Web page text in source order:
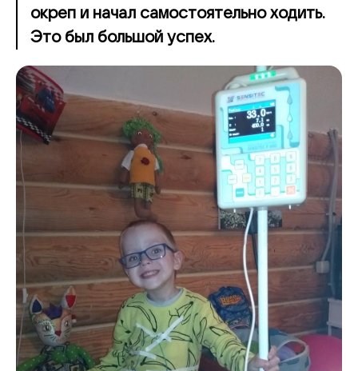
окреп и начал самостоятельно ходить.
Это был большой успех.